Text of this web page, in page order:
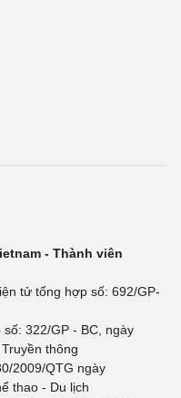
- Thành viên
tử tổng hợp số: 692/GP-
322/GP - BC, ngày
thông
2009/QTG ngày
thao - Du lịch